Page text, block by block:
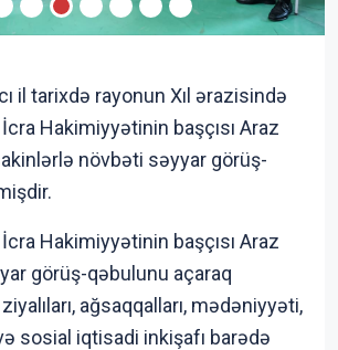
il tarixdə rayonun Xıl ərazisində
İcra Hakimiyyətinin başçısı Araz
növbəti səyyar görüş-
İcra Hakimiyyətinin başçısı Araz
görüş-qəbulunu açaraq
ağsaqqalları, mədəniyyəti,
sosial iqtisadi inkişafı barədə